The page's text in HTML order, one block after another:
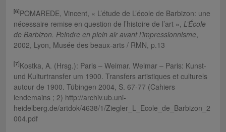
[6]POMAREDE, Vincent, « L’étude de L’école de Barbizon: une
nécessaire remise en question de l’histoire de l’art », L’École
de Barbizon. Peindre en plein air avant l’impressionnisme,
2002, Lyon, Musée des beaux-arts / RMN, p.13
[7]Kostka, A. (Hrsg.): Paris – Weimar. Weimar – Paris: Kunst-
und Kulturtransfer um 1900. Transfers artistiques et culturels
autour de 1900. Tübingen 2004, S. 67-77 (Cahiers
lendemains ; 2) http://archiv.ub.uni-
heidelberg.de/artdok/4638/1/Ziegler_L_Ecole_de_Barbizon_2
004.pdf